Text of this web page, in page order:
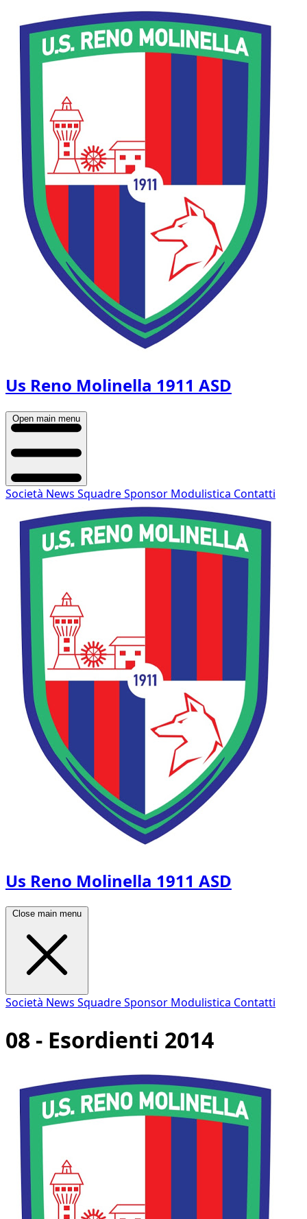
Us Reno Molinella 1911 ASD
Open main menu
Società News SquadreSponsor Modulistica Contatti
Us Reno Molinella 1911 ASD
Close main menu
Società News SquadreSponsor Modulistica Contatti
08 - Esordienti 2014